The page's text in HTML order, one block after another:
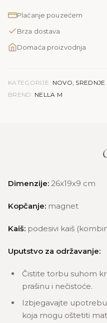
količina
Plaćanje pouzećem
Brza dostava
Domaća proizvodnja
KATEGORIJE: NOVO
BREND: NELLA M
Dimenzije: 26x19x9 cm
Kopčanje: magnet
Kaiš: podesivi kaiš
Uputstvo za održavanje:
Čistite torbu suhom
prašinu i nečistoće.
Izbjegavajte
koja mogu oštetiti